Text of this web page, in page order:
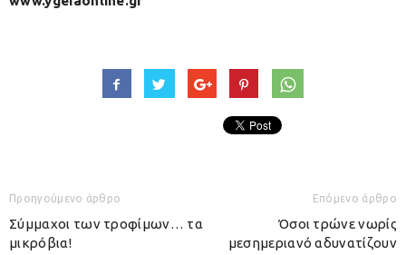
Προηγούμενο άρθρο
Σύμμαχοι των τροφίμων… τα
μικρόβια!
Επόμενο άρθρο
Όσοι τρώνε νωρίς
μεσημεριανό αδυνατίζουν